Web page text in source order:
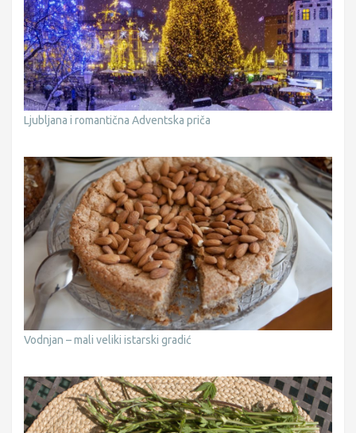
Ljubljana i romantična Adventska priča
Vodnjan – mali veliki istarski gradić